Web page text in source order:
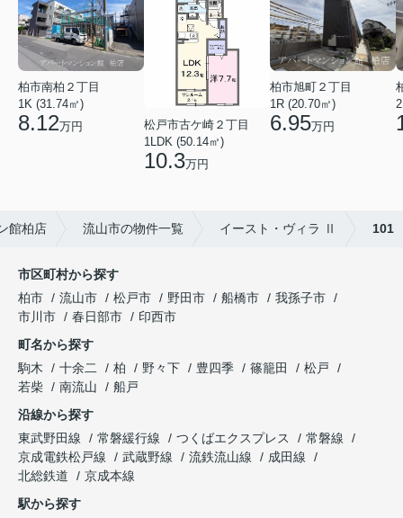
柏市南柏２丁目
1K (31.74㎡)
8.12万円
松戸市古ケ崎２丁目
1LDK (50.14㎡)
10.3万円
柏市旭町２丁目
1R (20.70㎡)
6.95万円
館柏店 流山市の物件一覧 イースト・ヴィラ Ⅱ 101
市区町村から探す
柏市
流山市 松戸市 野田市 船橋市
我孫子市
市川市
春日部市
印西市
町名から探す
駒木
十余二 柏 野々下 豊四季 篠籠田
松戸
若柴
南流山
船戸
沿線から探す
東武野田線
常磐緩行線 つくばエクスプレス
常磐線
京成電鉄松戸線
武蔵野線 流鉄流山線
成田線
北総鉄道
京成本線
駅から探す